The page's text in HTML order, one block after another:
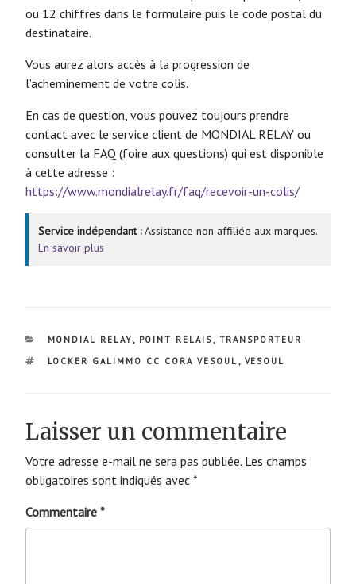
ou 12 chiffres dans le formulaire puis le code postal du
destinataire.
Vous aurez alors accès à la progression de
l’acheminement de votre colis.
En cas de question, vous pouvez toujours prendre
contact avec le service client de MONDIAL RELAY ou
consulter la FAQ (foire aux questions) qui est disponible
à cette adresse :
https://www.mondialrelay.fr/faq/recevoir-un-colis/
Service indépendant :Assistance non affiliée aux marques.
En savoir plus
CATÉGORIES
MONDIAL RELAY , POINT RELAIS , TRANSPORTEUR
ÉTIQUETTES
LOCKER GALIMMO CC CORA VESOUL , VESOUL
Laisser un commentaire
Votre adresse e-mail ne sera pas publiée. Les champs
obligatoires sont indiqués avec *
Commentaire *